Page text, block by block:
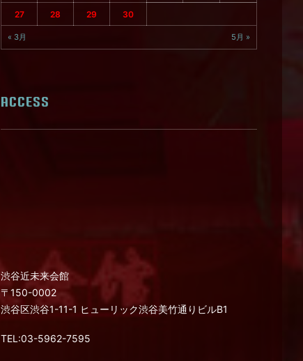
27 28 29 30
« 3月 5月 »
ACCESS
渋谷近未来会館
〒150-0002
渋谷区渋谷1-11-1 ヒューリック渋谷美竹通りビルB1
TEL:03-5962-7595